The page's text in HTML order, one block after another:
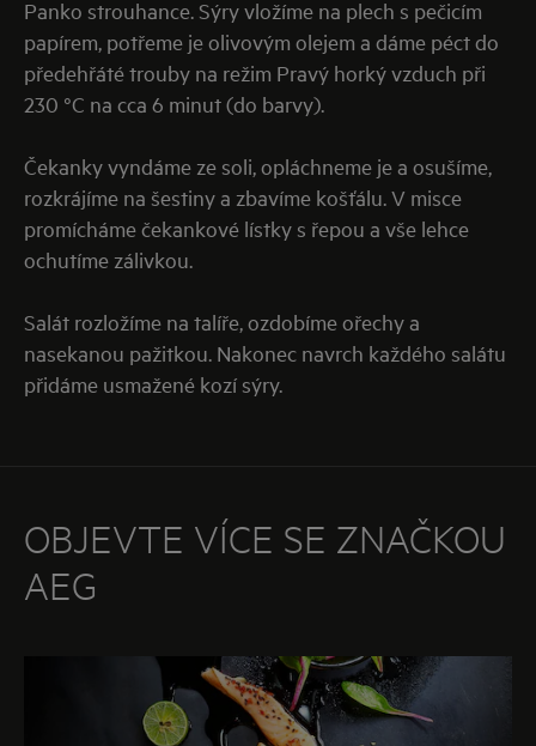
Panko strouhance. Sýry vložíme na plech s pečicím
papírem, potřeme je olivovým olejem a dáme péct do
předehřáté trouby na režim Pravý horký vzduch při
230 °C na cca 6 minut (do barvy).
Čekanky vyndáme ze soli, opláchneme je a osušíme,
rozkrájíme na šestiny a zbavíme košťálu. V misce
promícháme čekankové lístky s řepou a vše lehce
ochutíme zálivkou.
Salát rozložíme na talíře, ozdobíme ořechy a
nasekanou pažitkou. Nakonec navrch každého salátu
přidáme usmažené kozí sýry.
OBJEVTE VÍCE SE ZNAČKOU
AEG